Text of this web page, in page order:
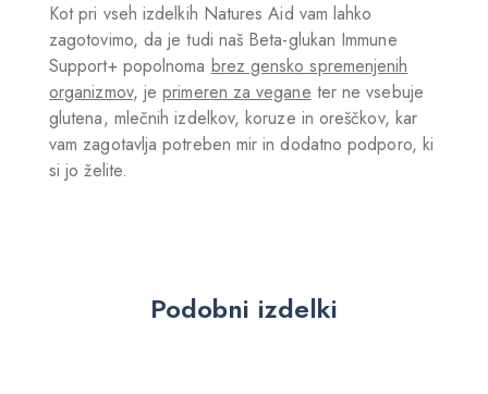
Kot pri vseh izdelkih Natures Aid vam lahko
zagotovimo, da je tudi naš Beta-glukan Immune
Support+ popolnoma brez gensko spremenjenih
organizmov, jeprimeren za vegane ter ne vsebuje
glutena, mlečnih izdelkov, koruze in oreščkov, kar
vam zagotavlja potreben mir in dodatno podporo, ki
si jo želite.
Podobni izdelki